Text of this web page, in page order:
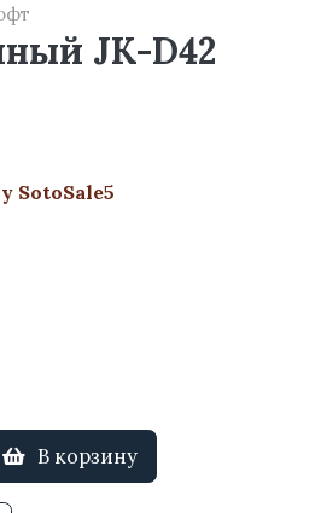
JK-D42
SotoSale5
В корзину